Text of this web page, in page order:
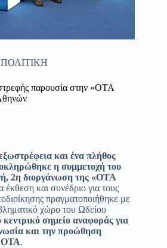
ΠΟΛΙΤΙΚΗ
παρουσία στην «OTA
και ένα πλήθος
η συμμετοχή του
2η διοργάνωση της «OTA
και συνέδριο για τους
πραγματοποιήθηκε με
χώρο του Ωδείου
σημείο αναφοράς για
και την προώθηση
ΟΤΑ.